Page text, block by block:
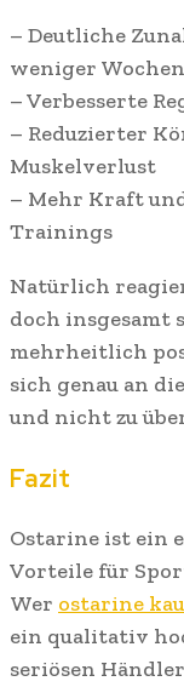
– Deutliche
weniger Wochen
– Verbesserte
– Reduzierter
Muskelverlust
– Mehr Kraft
Trainings
Natürlich
doch insgesamt
mehrheitlich
sich genau an
und nicht zu
Fazit
Ostarine ist ein
Vorteile für
Wer ostarine
ein qualitativ
seriösen